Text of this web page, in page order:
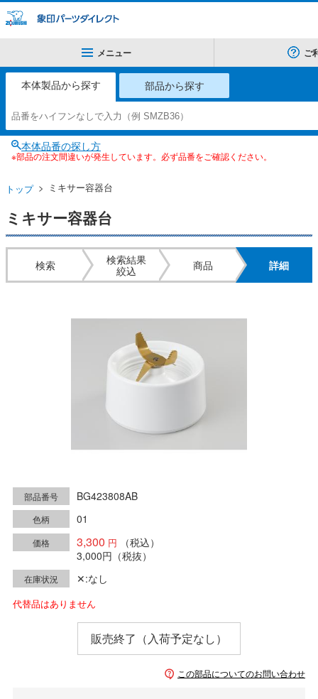
メニュー ご
本体製品から探す 部品から探す
本体品番の探し方
※部品の注文間違いが発生しています。必ず品番をご確認ください。
トップ ミキサー容器台
ミキサー容器台
検索
検索結果
絞込
商品 詳細
部品番号 BG423808AB
色柄 01
価格 3,300
（税込）
3,000円 （税抜）
在庫状況 ✕:なし
代替品はありません
販売終了（入荷予定なし）
この部品についてのお問い合わせ